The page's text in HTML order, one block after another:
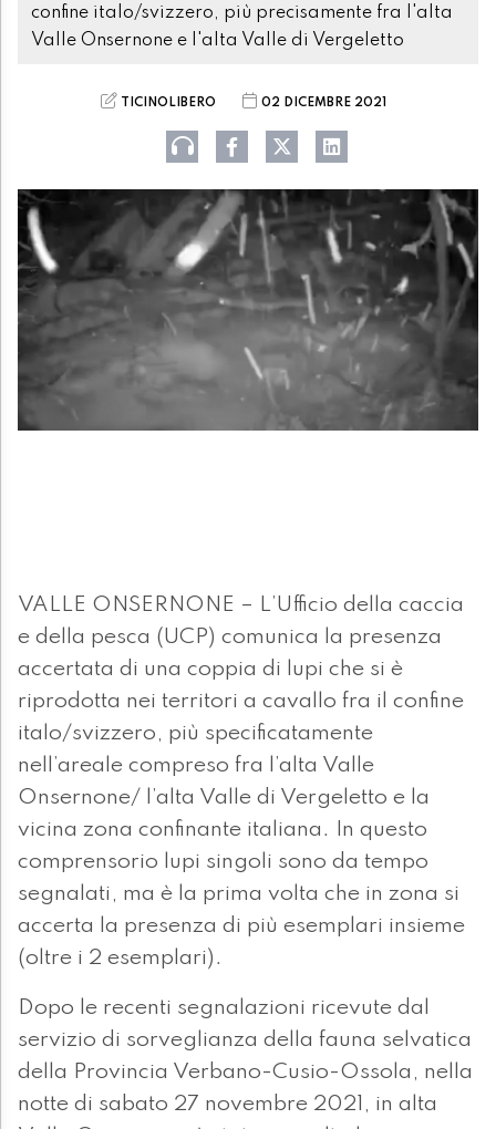
confine italo/svizzero, più precisamente fra l'alta
Valle Onsernone e l'alta Valle di Vergeletto
TICINOLIBERO 02 DICEMBRE 2021
VALLE ONSERNONE – L’Ufficio della caccia
e della pesca (UCP) comunica la presenza
accertata di una coppia di lupi che si è
riprodotta nei territori a cavallo fra il confine
italo/svizzero, più specificatamente
nell’areale compreso fra l’alta Valle
Onsernone/ l’alta Valle di Vergeletto e la
vicina zona confinante italiana. In questo
comprensorio lupi singoli sono da tempo
segnalati, ma è la prima volta che in zona si
accerta la presenza di più esemplari insieme
(oltre i 2 esemplari).
Dopo le recenti segnalazioni ricevute dal
servizio di sorveglianza della fauna selvatica
della Provincia Verbano-Cusio-Ossola, nella
notte di sabato 27 novembre 2021, in alta